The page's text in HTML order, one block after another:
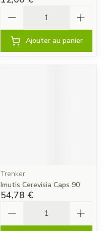
Ajouter au panier
Trenker
Imutis Cerevisia Caps 90
54,78 €